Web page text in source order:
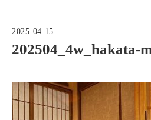
2025.04.15
202504_4w_hakata-